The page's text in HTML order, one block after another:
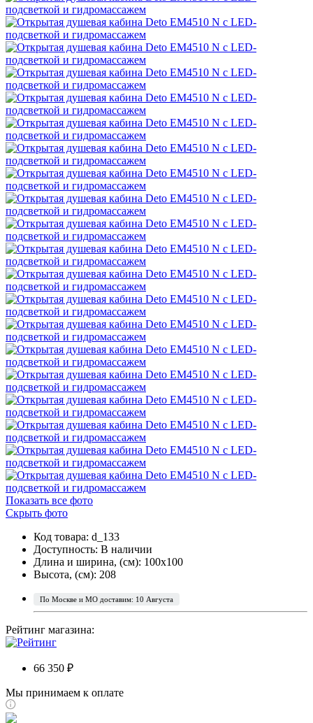
Показать все фото
Скрыть фото
Код товара: d_133
Доступность: В наличии
Длина и ширина, (см): 100x100
Высота, (см): 208
По Москве и МО доставим: 10 Августа
Рейтинг магазина:
66 350 ₽
Мы принимаем к оплате